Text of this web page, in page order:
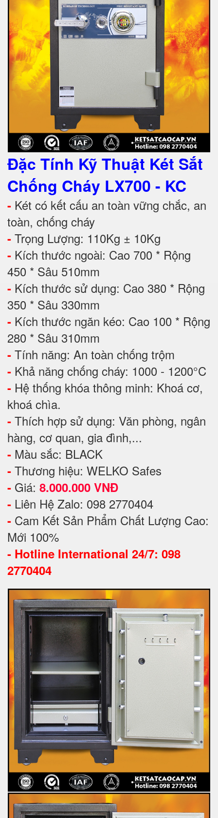
Đặc Tính Kỹ Thuật Két Sắt
Chống Cháy LX700 - KC
- Két có kết cấu an toàn vững chắc, an
toàn, chống cháy
- Trọng Lượng: 110Kg ± 10Kg
- Kích thước ngoài: Cao 700 * Rộng
450 * Sâu 510mm
- Kích thước sử dụng: Cao 380 * Rộng
350 * Sâu 330mm
- Kích thước ngăn kéo: Cao 100 * Rộng
280 * Sâu 310mm
- Tính năng: An toàn chống trộm
- Khả năng chống cháy: 1000 - 1200°C
- Hệ thống khóa thông minh: Khoá cơ,
khoá chìa.
- Thích hợp sử dụng: Văn phòng, ngân
hàng, cơ quan, gia đình,...
- Màu sắc: BLACK
- Thương hiệu: WELKO Safes
- Giá: 8.000.000 VNĐ
- Liên Hệ Zalo: 098 2770404
- Cam Kết Sản Phẩm Chất Lượng Cao:
Mới 100%
- Hotline International 24/7: 098
2770404